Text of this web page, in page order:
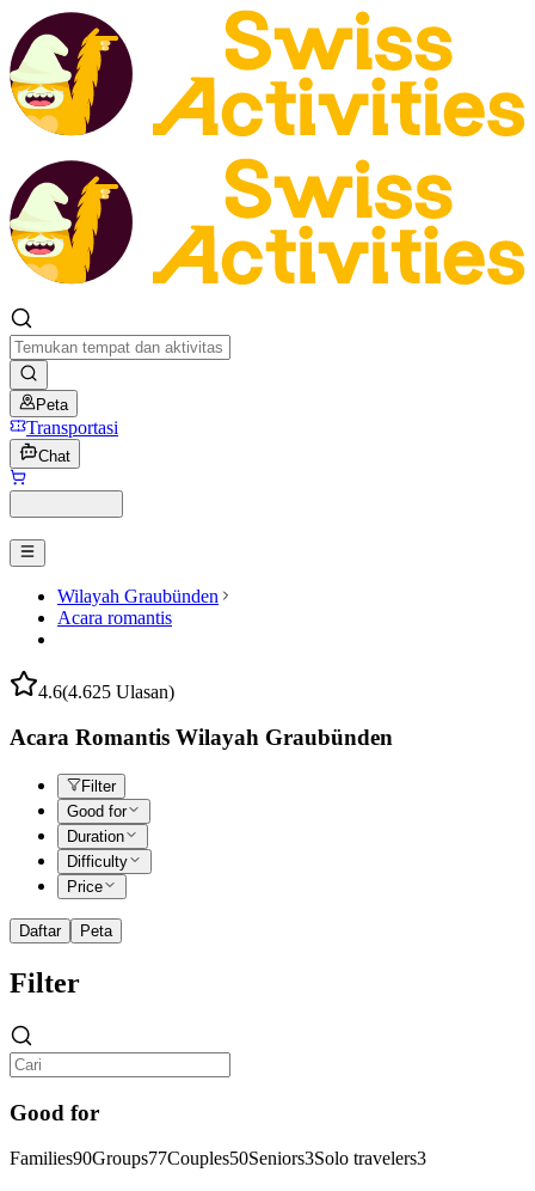
Peta
Transportasi
Chat
Wilayah Graubünden
Acara romantis
4.6(4.625 Ulasan)
Acara Romantis Wilayah Graubünden
Filter
Good for
Duration
Difficulty
Price
Daftar Peta
Filter
Good for
Families90Groups77Couples50Seniors3Solo travelers3